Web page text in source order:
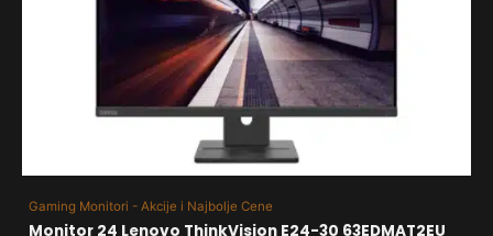
Gaming Monitori - Akcije i Najbolje Cene
Monitor 24 Lenovo ThinkVision E24-30 63EDMAT2EU